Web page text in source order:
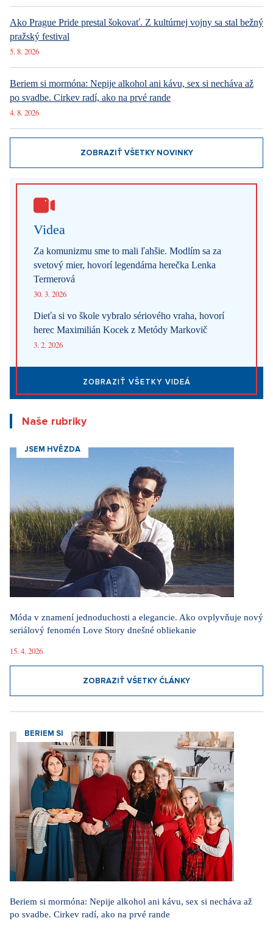
Ako Prague Pride prestal šokovať. Z kultúrnej vojny sa stal bežný
pražský festival
5. 8. 2026
Beriem si mormóna: Nepije alkohol ani kávu, sex si necháva až
po svadbe. Cirkev radí, ako na prvé rande
4. 8. 2026
ZOBRAZIŤ VŠETKY NOVINKY
Videa
Za komunizmu sme to mali ľahšie. Modlím sa za
svetový mier, hovorí legendárna herečka Lenka
Termerová
30. 3. 2026
Dieťa si vo škole vybralo sériového vraha, hovorí
herec Maximilián Kocek z Metódy Markovič
3. 2. 2026
ZOBRAZIŤ VŠETKY VIDEÁ
Naše rubriky
JSEM HVĚZDA
Móda v znamení jednoduchosti a elegancie. Ako ovplyvňuje nový
seriálový fenomén Love Story dnešné obliekanie
15. 4. 2026
ZOBRAZIŤ VŠETKY ČLÁNKY
BERIEM SI
Beriem si mormóna: Nepije alkohol ani kávu, sex si necháva až
po svadbe. Cirkev radí, ako na prvé rande